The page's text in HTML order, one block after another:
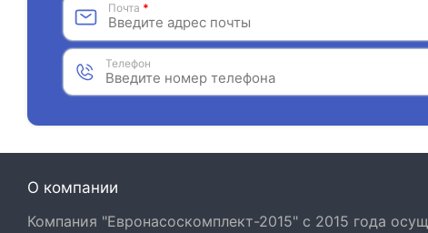
Почта *
Телефон
О компании
Компания "Евронасоскомплект-2015" с 2015 года